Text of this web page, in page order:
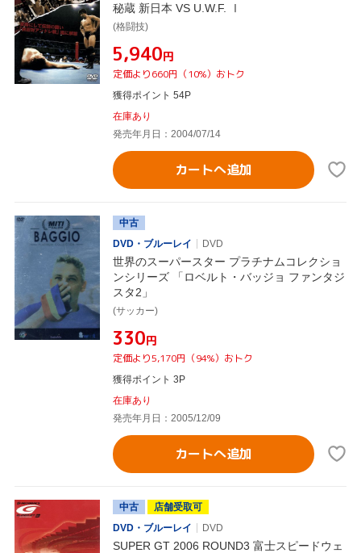
秘蔵 新日本 VS U.W.F. Ⅰ
(格闘技)
¥5,940円
定価より660円（10%）おトク
獲得ポイント 54P
在庫あり
発売年月日：2004/07/14
カートへ追加
中古
DVD・ブルーレイ
DVD
世界のスーパースター プラチナムコレクショ
ンシリーズ 「ロベルト・バッジョ ファンタジ
スタ2」
(サッカー)
¥330円
定価より5,170円（94%）おトク
獲得ポイント 3P
在庫あり
発売年月日：2005/12/09
カートへ追加
中古
店舗受取可
DVD・ブルーレイ
DVD
SUPER GT 2006 ROUND3 富士スピードウェ